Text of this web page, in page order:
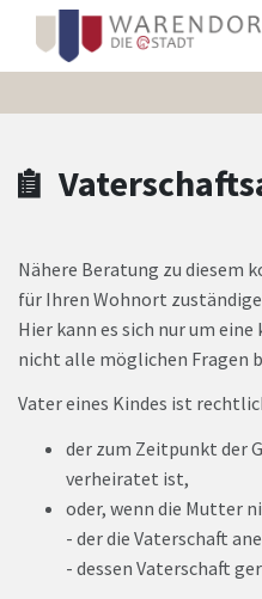
Zum Header
Zum
Zum Footer
Zum Hauptinhalt springen
Nähere Beratung zu diesem
für Ihren Wohnort
Hier kann es sich nur um
nicht alle möglichen Fragen
Vater eines Kindes ist
der zum Zeitpunkt der
verheiratet ist,
oder, wenn die Mutter
- der die Vaterschaft
- dessen Vaterschaft